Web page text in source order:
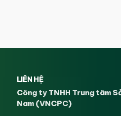
LIÊN HỆ
Công ty TNHH Trung tâm
Nam (VNCPC)